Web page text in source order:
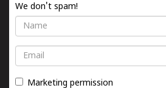
We don't spam!
Name
Email
Marketing permission